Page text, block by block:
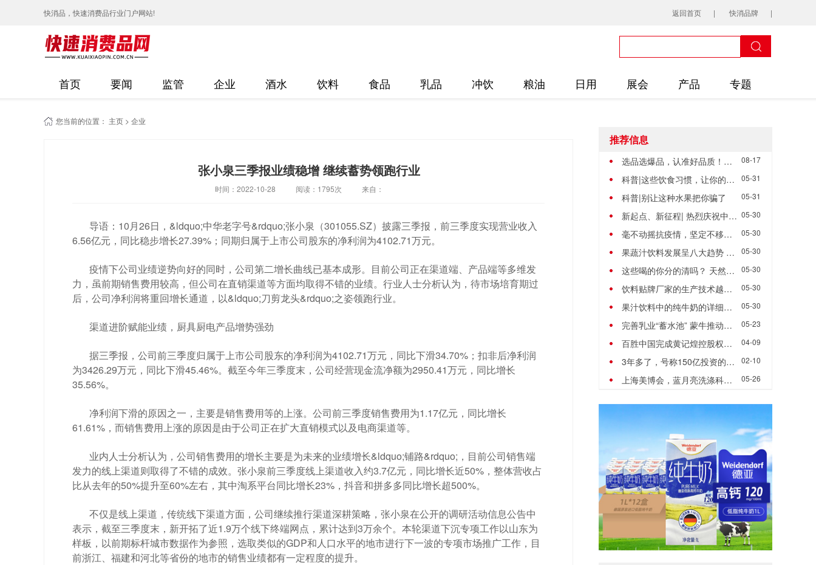
快消品，快速消费品行业门户网站! 返回首页 快消品牌
首页 要闻 监管 企业 酒水 饮料 食品 乳品 冲饮 粮油 日用 展会 产品 专题
您当前的位置： 主页 > 企业
张小泉三季报业绩稳增 继续蓄势领跑行业
时间：2022-10-28 阅读： 1795次 来自：
导语：10月26日，&ldquo;中华老字号&rdquo;张小泉（301055.SZ）披露三季报，前三季度实现营业收入
6.56亿元，同比稳步增长27.39%；同期归属于上市公司股东的净利润为4102.71万元。
疫情下公司业绩逆势向好的同时，公司第二增长曲线已基本成形。目前公司正在渠道端、产品端等多维发
力，虽前期销售费用较高，但公司在直销渠道等方面均取得不错的业绩。行业人士分析认为，待市场培育期过
后，公司净利润将重回增长通道，以&ldquo;刀剪龙头&rdquo;之姿领跑行业。
渠道进阶赋能业绩，厨具厨电产品增势强劲
据三季报，公司前三季度归属于上市公司股东的净利润为4102.71万元，同比下滑34.70%；扣非后净利润
为3426.29万元，同比下滑45.46%。截至今年三季度末，公司经营现金流净额为2950.41万元，同比增长
35.56%。
净利润下滑的原因之一，主要是销售费用等的上涨。公司前三季度销售费用为1.17亿元，同比增长
61.61%，而销售费用上涨的原因是由于公司正在扩大直销模式以及电商渠道等。
业内人士分析认为，公司销售费用的增长主要是为未来的业绩增长&ldquo;铺路&rdquo;，目前公司销售端
发力的线上渠道则取得了不错的成效。张小泉前三季度线上渠道收入约3.7亿元，同比增长近50%，整体营收占
比从去年的50%提升至60%左右，其中淘系平台同比增长23%，抖音和拼多多同比增长超500%。
不仅是线上渠道，传统线下渠道方面，公司继续推行渠道深耕策略，张小泉在公开的调研活动信息公告中
表示，截至三季度末，新开拓了近1.9万个线下终端网点，累计达到3万余个。本轮渠道下沉专项工作以山东为
样板，以前期标杆城市数据作为参照，选取类似的GDP和人口水平的地市进行下一波的专项市场推广工作，目
前浙江、福建和河北等省份的地市的销售业绩都有一定程度的提升。
推荐信息
选品选爆品，认准好品质！美日佳系列产品重磅招商！ 08-17
科普|这些饮食习惯，让你的养生大打折扣 05-31
科普|别让这种水果把你骗了 05-31
新起点、新征程| 热烈庆祝中沃公司新办公楼乔迁之喜 05-30
毫不动摇抗疫情，坚定不移高发展 || 市长调研中沃公司 05-30
果蔬汁饮料发展呈八大趋势 2020年全球消费量将达1050亿升 05-30
这些喝的你分的清吗？ 天然果汁、果汁饮料、水果饮料、果味饮料 05-30
饮料贴牌厂家的生产技术越发成熟 05-30
果汁饮料中的纯牛奶的详细介绍 05-30
完善乳业“蓄水池” 蒙牛推动疫后乳业健康发展 05-23
百胜中国完成黄记煌控股权收购 04-09
3年多了，号称150亿投资的“娃哈哈”白酒去哪儿了？ 02-10
上海美博会，蓝月亮洗涤科技馆揭开洁净的奥秘 05-26